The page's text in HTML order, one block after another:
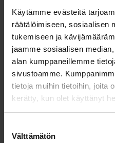
Käytämme evästeitä
räätälöimiseen, sosiaalisen
tukemiseen ja
jaamme sosiaalisen
alan kumppaneillemme
sivustoamme.
tietoja muihin tietoihin, joita
kerätty, kun olet käyttänyt
valinta
Välttämätön